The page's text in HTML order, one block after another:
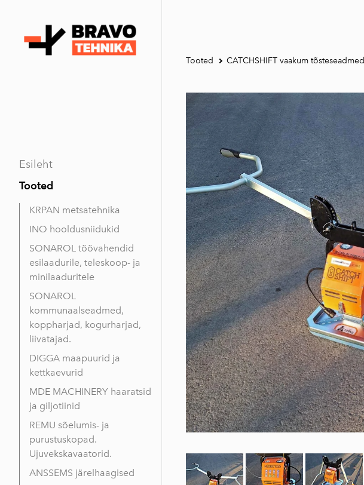
Esileht
Tooted
KRPAN metsatehnika
INO hooldusniidukid
SONAROL töövahendid
esilaadurile, teleskoop- ja
minilaaduritele
SONAROL
kommunaalseadmed,
koppharjad, kogurharjad,
liivatajad.
DIGGA maapuurid ja
kettkaevurid
MDE MACHINERY haaratsid
ja giljotiinid
REMU sõelumis- ja
purustuskopad.
Ujuvekskavaatorid.
ANSSEMS järelhaagised
Tooted CATCHSHIFT vaakum tõsteseadmed